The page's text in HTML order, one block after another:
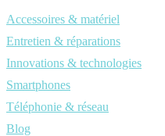
Accessoires & matériel
Entretien & réparations
Innovations & technologies
Smartphones
Téléphonie & réseau
Blog